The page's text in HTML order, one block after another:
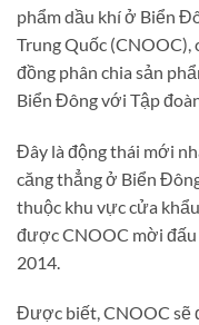
phẩm dầu khí ở Biển
Trung Quốc (CNOOC),
đồng phân chia sản
Biển Đông với Tập
Đây là động thái mới
căng thẳng ở Biển
thuộc khu vực cửa
được CNOOC mời
2014.
Được biết, CNOOC sẽ